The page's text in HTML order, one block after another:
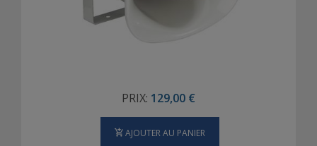
PRIX: 129,00 €
AJOUTER AU PANIER